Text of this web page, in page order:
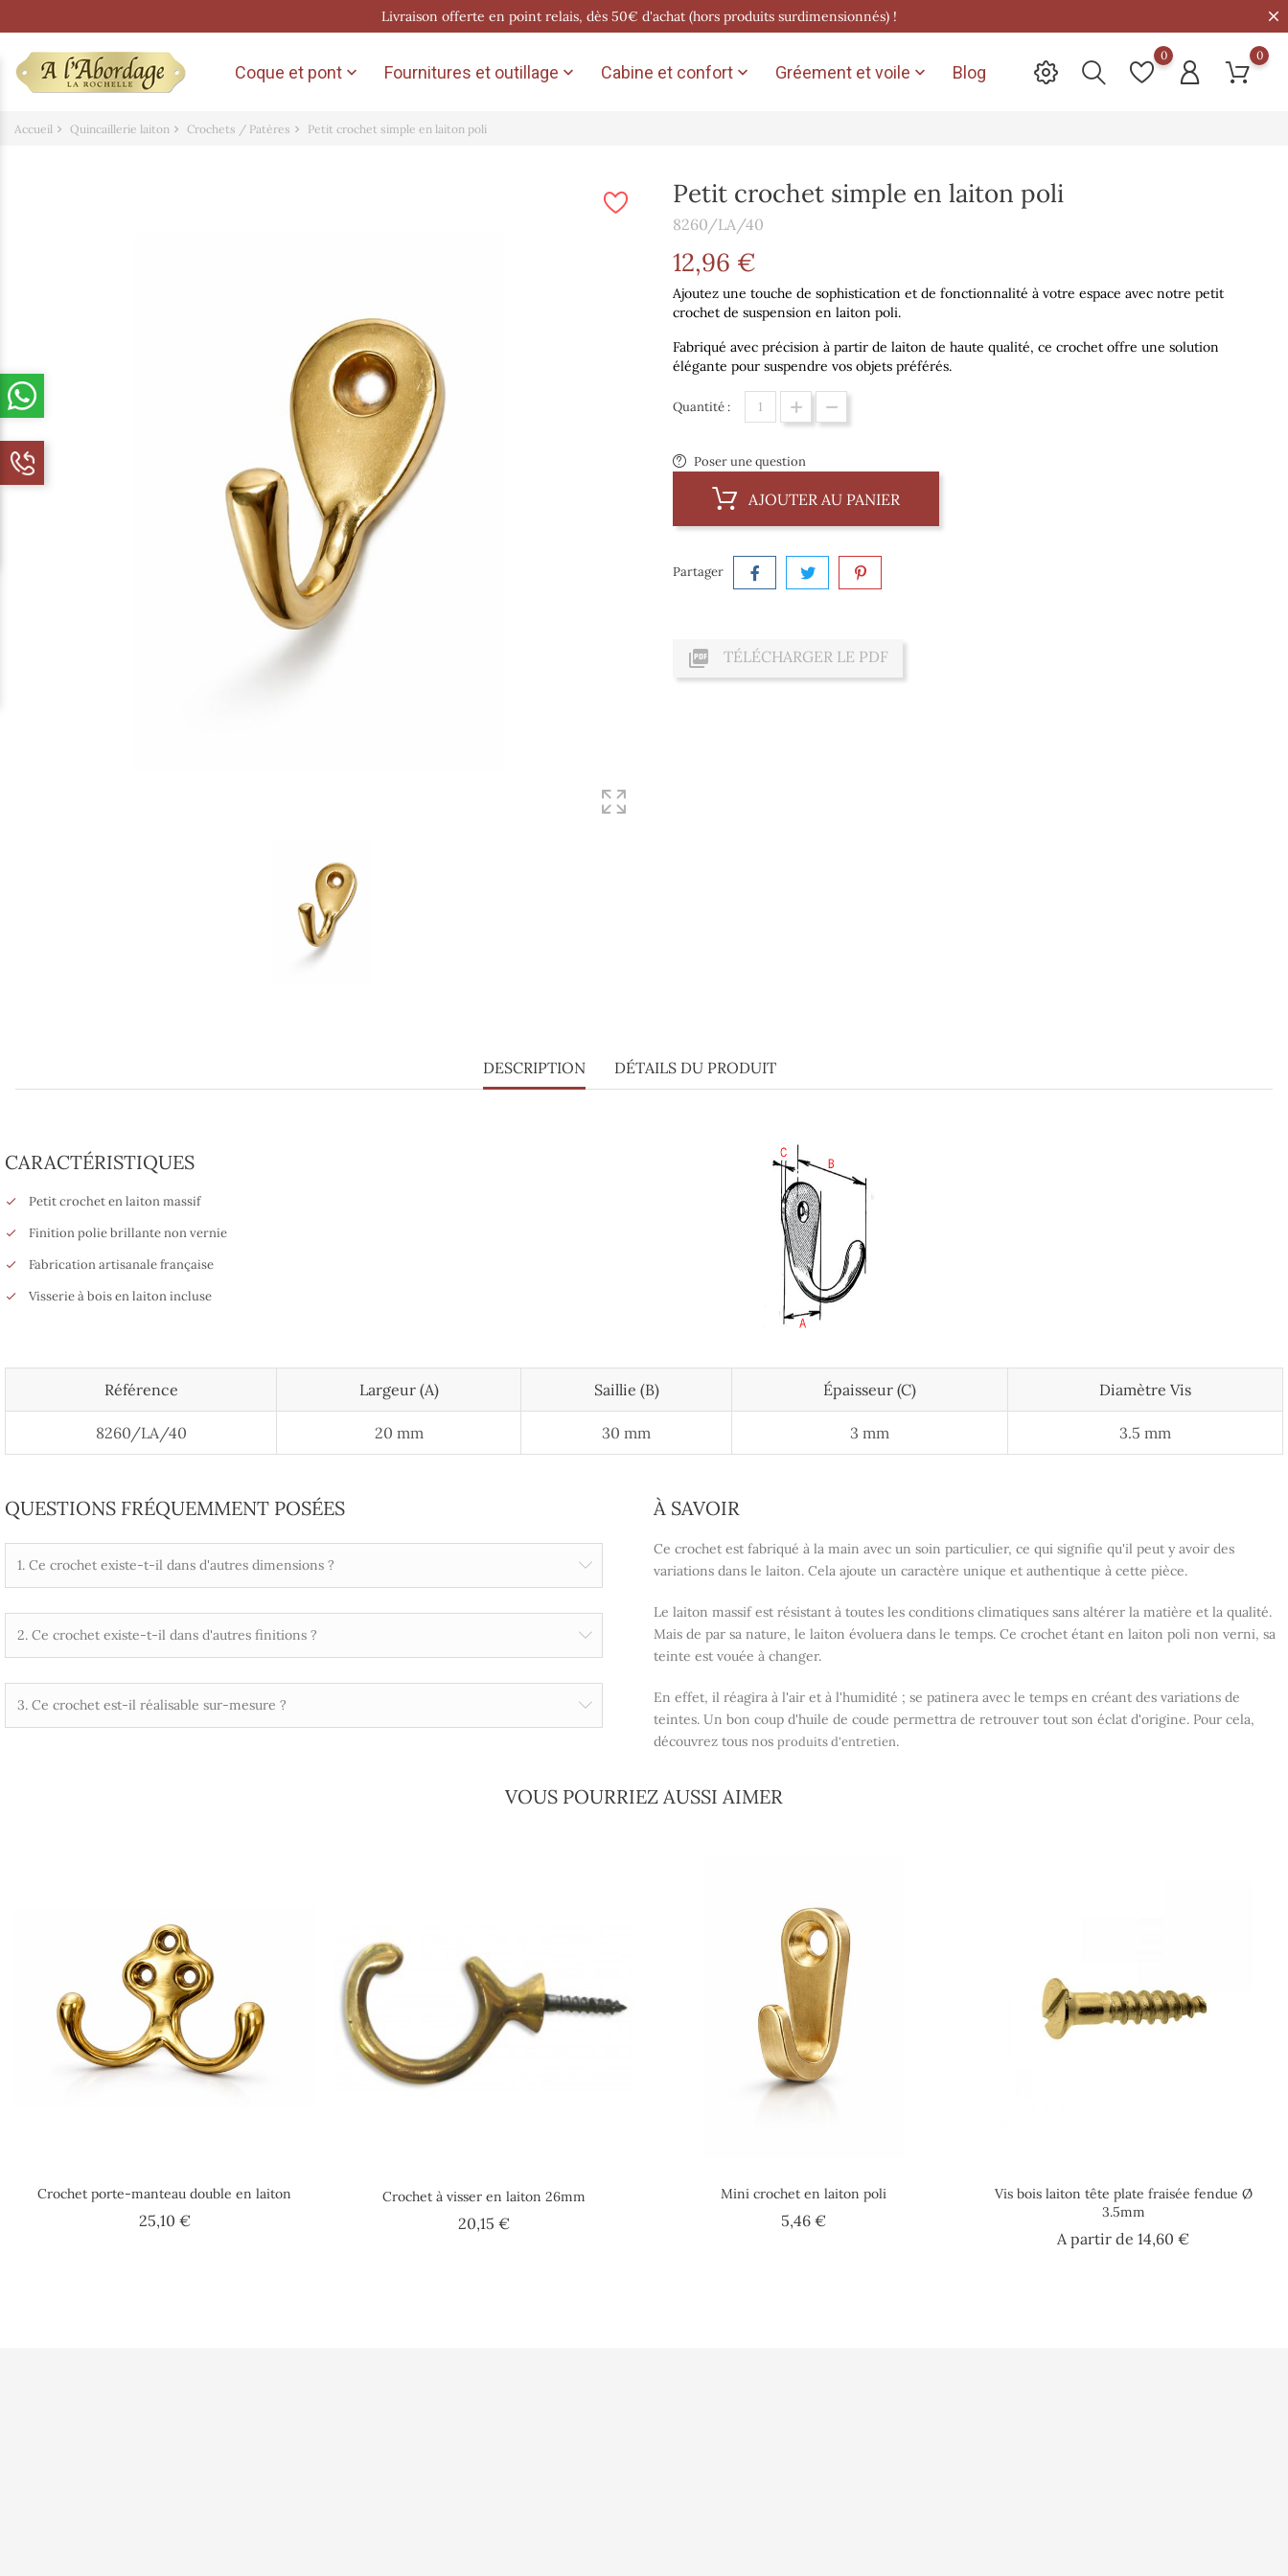
Livraison offerte en point relais, dès 50€ d'achat (hors produits surdimensionnés) !
Coque et pont  Fournitures et outillage  Cabine et confort  Gréement et voile  Blog
0 0
Accueil Quincaillerie laiton Crochets / Patères Petit crochet simple en laiton poli
Petit crochet simple en laiton poli
8260/LA/40
12,96 €
Ajoutez une touche de sophistication et de fonctionnalité à votre espace avec notre petit
crochet de suspension en laiton poli.
Fabriqué avec précision à partir de laiton de haute qualité, ce crochet offre une solution
élégante pour suspendre vos objets préférés.
Quantité :
Poser une question
AJOUTER AU PANIER
Partager
 TÉLÉCHARGER LE PDF
DESCRIPTION DÉTAILS DU PRODUIT
CARACTÉRISTIQUES
Petit crochet en laiton massif
Finition polie brillante non vernie
Fabrication artisanale française
Visserie à bois en laiton incluse
Référence Largeur (A) Saillie (B) Épaisseur (c) Diamètre Vis
8260/LA/40 20 mm 30 mm 3 mm 3.5 mm
QUESTIONS FRÉQUEMMENT POSÉES
1. Ce crochet existe-t-il dans d'autres dimensions ?
2. Ce crochet existe-t-il dans d'autres finitions ?
3. Ce crochet est-il réalisable sur-mesure ?
À SAVOIR
Ce crochet est fabriqué à la main avec un soin particulier, ce qui signifie qu'il peut y avoir des
variations dans le laiton. Cela ajoute un caractère unique et authentique à cette pièce.
Le laiton massif est résistant à toutes les conditions climatiques sans altérer la matière et la qualité.
Mais de par sa nature, le laiton évoluera dans le temps. Ce crochet étant en laiton poli non verni, sa
teinte est vouée à changer.
En effet, il réagira à l'air et à l'humidité ; se patinera avec le temps en créant des variations de
teintes. Un bon coup d'huile de coude permettra de retrouver tout son éclat d'origine. Pour cela,
découvrez tous nos produits d'entretien.
VOUS POURRIEZ AUSSI AIMER
Crochet porte-manteau double en laiton
25,10 €Prix
Crochet à visser en laiton 26mm
20,15 €Prix
Mini crochet en laiton poli
5,46 €Prix
Vis bois laiton tête plate fraisée fendue Ø
3.5mm
A partir de14,60 €Prix